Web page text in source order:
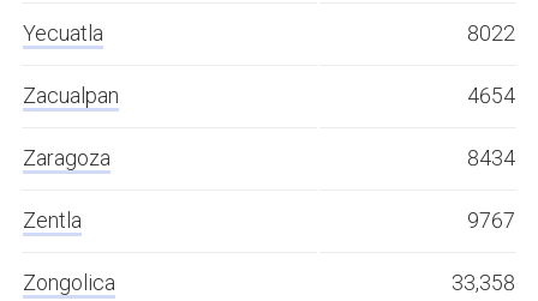
Yecuatla 8022
Zacualpan 4654
Zaragoza 8434
Zentla 9767
Zongolica 33,358